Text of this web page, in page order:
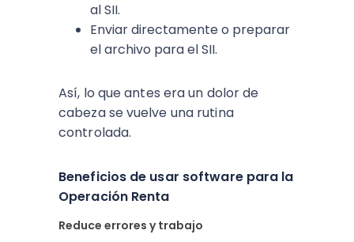
al SII.
Enviar directamente o preparar
el archivo para el SII.
Así, lo que antes era un dolor de
cabeza se vuelve una rutina
controlada.
Beneficios de usar software para la
Operación Renta
Reduce errores y trabajo